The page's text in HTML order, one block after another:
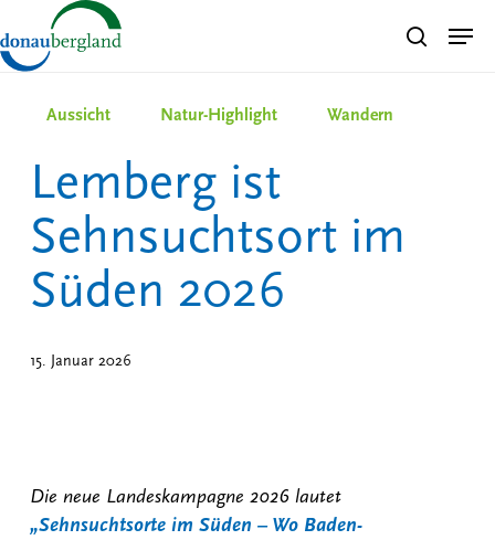
to
main
search
Aussicht Natur-Highlight Wandern
Lemberg ist
Sehnsuchtsort im
Süden 2026
15. Januar 2026
Die neue Landeskampagne 2026 lautet
„Sehnsuchtsorte im Süden – Wo Baden-